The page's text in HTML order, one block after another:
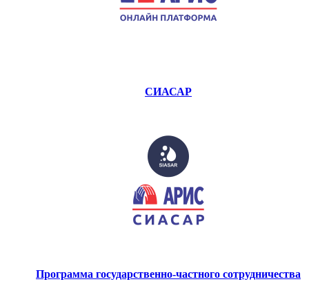
СИАСАР
Программа государственно-частного сотрудничества